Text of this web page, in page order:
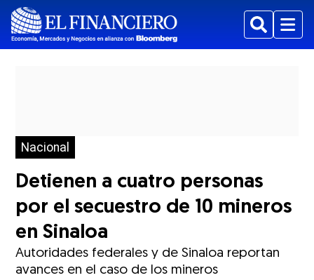
BuscarMenu
Nacional
Detienen a cuatro personas
por el secuestro de 10 mineros
en Sinaloa
Autoridades federales y de Sinaloa reportan
avances en el caso de los mineros